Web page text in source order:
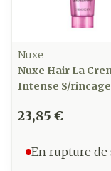
Nuxe
Nuxe Hair La
Intense S/
23,85 €
En rupture de